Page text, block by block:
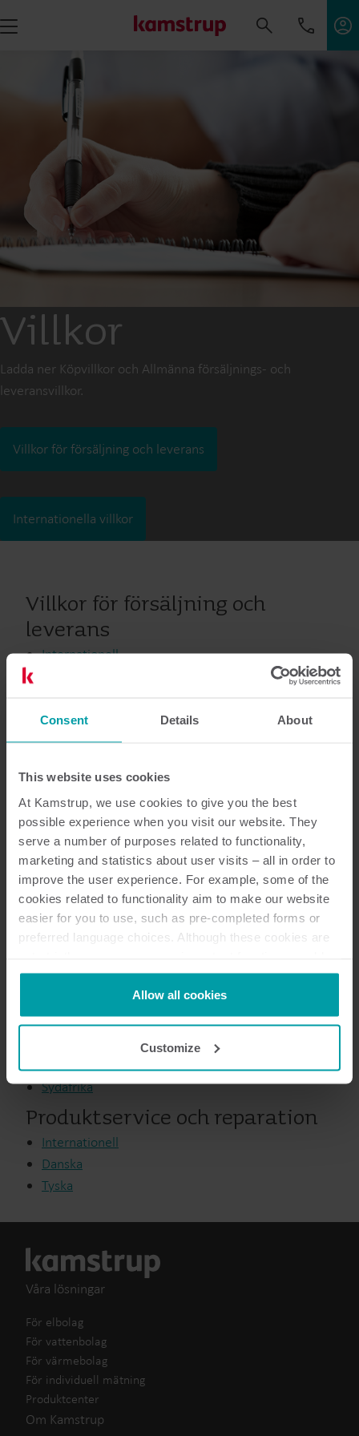
Consent Details About
This website uses cookies
At Kamstrup, we use cookies to give you the best
possible experience when you visit our website. They
serve a number of purposes related to functionality,
marketing and statistics about user visits – all in order to
improve the user experience. For example, some of the
cookies related to functionality aim to make our website
easier for you to use, such as pre-completed forms or
preferred language choices. Although these cookies are
not be available without them.
Kamstrup makes use of third-party cookies. A third-party
cookie is installed by someone other than us, such as
analysis programmes.
You can at any time change or withdraw your consent
from the Cookie Declaration
Allow all cookies
Customize
Villkor
Ladda ner Köpvillkor och Allmänna försäljnings- och
leveransvillkor.
Villkor för försäljning och leverans
Internationella villkor
Villkor för försäljning och
leverans
Internationell
Kanada
Schweiz
Tjeckien
Tyskland
Danmark
Spanien
Finland
Frankrike
Indien
Italien
Nederländerna
Polen
Vietnam
Sydafrika
Produktservice och reparation
Internationell
Danska
Tyska
Våra lösningar
För elbolag
För vattenbolag
För värmebolag
För individuell mätning
Produktcenter
Om Kamstrup